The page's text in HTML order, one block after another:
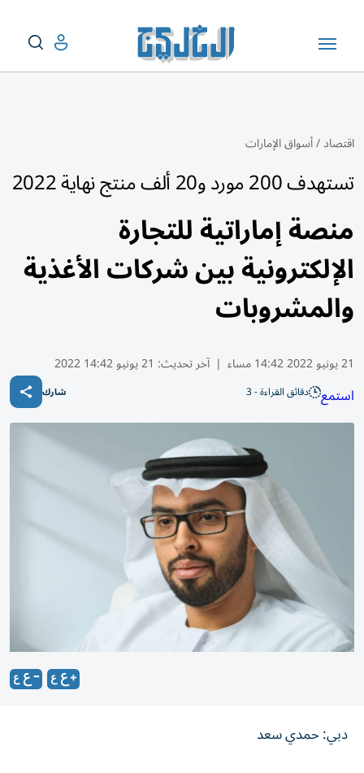
اقتصاد/أسواق الإمارات
تستهدف 200 مورد و20 ألف منتج نهاية 2022
منصة إماراتية للتجارة
الإلكترونية بين شركات الأغذية
والمشروبات
21 يونيو 2022 14:42 مساء | آخر تحديث: 21 يونيو 14:42 2022
استمع دقائق القراءة - 3 شارك
دبي: حمدي سعد